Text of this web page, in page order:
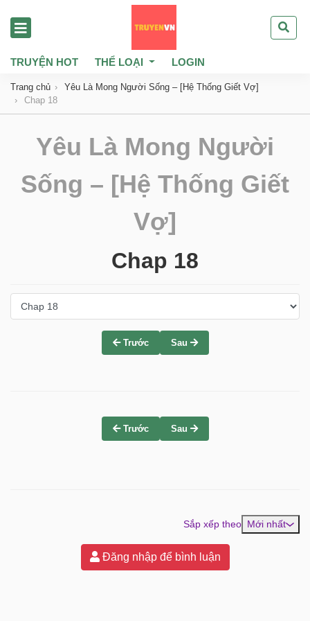
TRUYỆN HOT THỂ LOẠI LOGIN
Trang chủ
Yêu Là Mong Người Sống – [Hệ Thống Giết Vợ]
Chap 18
Yêu Là Mong Người
Sống – [Hệ Thống Giết
Vợ]
Chap 18
Trước Sau
Trước Sau
Sắp xếp theo Mới nhất
Đăng nhập để bình luận